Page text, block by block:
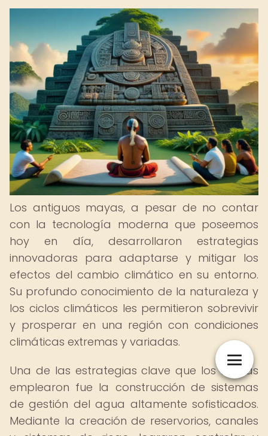
Los antiguos mayas, a pesar de no contar
con la tecnología moderna que poseemos
hoy en día, desarrollaron estrategias
innovadoras para adaptarse y mitigar los
efectos del cambio climático en su entorno.
Su profundo conocimiento de la naturaleza y
los ciclos climáticos les permitieron sobrevivir
y prosperar en una región con condiciones
climáticas extremas y variadas.
Una de las estrategias clave que los mayas
emplearon fue la construcción de sistemas
de gestión del agua altamente sofisticados.
Mediante la creación de reservorios, canales